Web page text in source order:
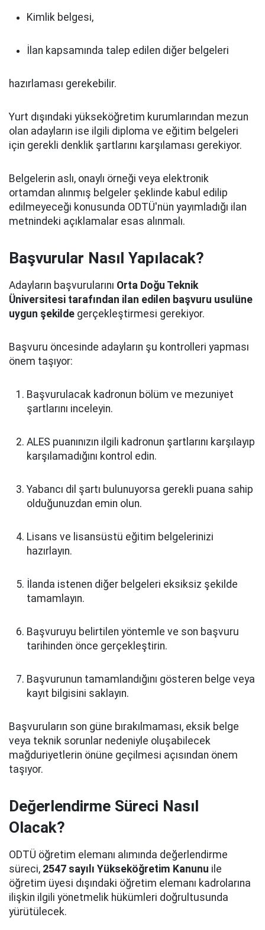
Kimlik belgesi,
İlan kapsamında talep edilen diğer belgeleri
hazırlaması gerekebilir.
Yurt dışındaki yükseköğretim kurumlarından mezun
olan adayların ise ilgili diploma ve eğitim belgeleri
için gerekli denklik şartlarını karşılaması gerekiyor.
Belgelerin aslı, onaylı örneği veya elektronik
ortamdan alınmış belgeler şeklinde kabul edilip
edilmeyeceği konusunda ODTÜ'nün yayımladığı ilan
metnindeki açıklamalar esas alınmalı.
Başvurular Nasıl Yapılacak?
Adayların başvurularını Orta Doğu Teknik
Üniversitesi tarafından ilan edilen başvuru usulüne
uygun şekilde gerçekleştirmesi gerekiyor.
Başvuru öncesinde adayların şu kontrolleri yapması
önem taşıyor:
Başvurulacak kadronun bölüm ve mezuniyet
şartlarını inceleyin.
ALES puanınızın ilgili kadronun şartlarını karşılayıp
karşılamadığını kontrol edin.
Yabancı dil şartı bulunuyorsa gerekli puana sahip
olduğunuzdan emin olun.
Lisans ve lisansüstü eğitim belgelerinizi
hazırlayın.
İlanda istenen diğer belgeleri eksiksiz şekilde
tamamlayın.
Başvuruyu belirtilen yöntemle ve son başvuru
tarihinden önce gerçekleştirin.
Başvurunun tamamlandığını gösteren belge veya
kayıt bilgisini saklayın.
Başvuruların son güne bırakılmaması, eksik belge
veya teknik sorunlar nedeniyle oluşabilecek
mağduriyetlerin önüne geçilmesi açısından önem
taşıyor.
Değerlendirme Süreci Nasıl
Olacak?
ODTÜ öğretim elemanı alımında değerlendirme
süreci, 2547 sayılı Yükseköğretim Kanunu ile
öğretim üyesi dışındaki öğretim elemanı kadrolarına
ilişkin ilgili yönetmelik hükümleri doğrultusunda
yürütülecek.